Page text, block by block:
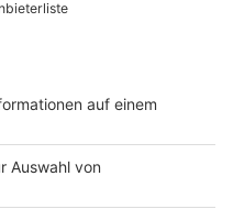
Offenbar war
gemerkt